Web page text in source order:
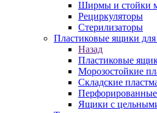
Ширмы и стойки
Рециркуляторы
Стерилизаторы
Пластиковые ящики
Назад
Пластиковые
Морозостойкие
Складские
Ящики с